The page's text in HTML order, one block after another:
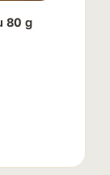
80 g